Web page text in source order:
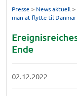
Presse > News aktuell >
man at flytte til
Ende
02.12.2022